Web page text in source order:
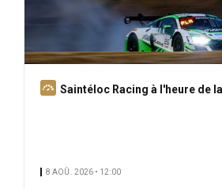
A
Saintéloc Racing à l'heure de
8 AOÛ. 2026 • 12:00